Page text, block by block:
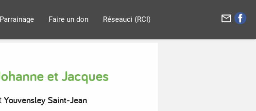
Parrainage Faire un don Réseauci (RCI) mail_outline
et Jacques
Youvensley Saint-Jean